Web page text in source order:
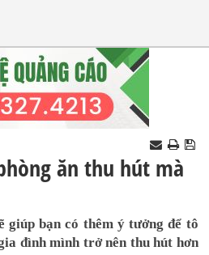
ăn thu hút mà
giúp bạn có thêm ý tưởng để tô
đình mình trở nên thu hút hơn